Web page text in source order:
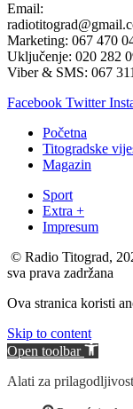
Email:
Marketing: 067 470
Uključenje: 020 282
Viber & SMS: 067
Facebook Twitter
Početna
Titogradske
Magazin
Sport
Extra +
Impresum
© Radio Titograd,
sva prava zadržana
Ova stranica koristi
Skip to content
Open toolbar
Alati za prilagodljivost